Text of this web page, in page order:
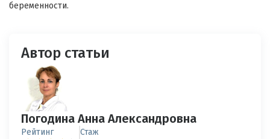
беременности.
Автор статьи
Погодина Анна Александровна
Рейтинг Стаж